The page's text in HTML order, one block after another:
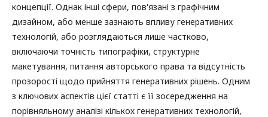
концепції. Однак інші сфери, пов'язані з графічним
дизайном, або менше зазнають впливу генеративних
технологій, або розглядаються лише частково,
включаючи точність типографіки, структурне
макетування, питання авторського права та відсутність
прозорості щодо прийняття генеративних рішень. Одним
з ключових аспектів цієї статті є її зосередження на
порівняльному аналізі кількох генеративних технологій,